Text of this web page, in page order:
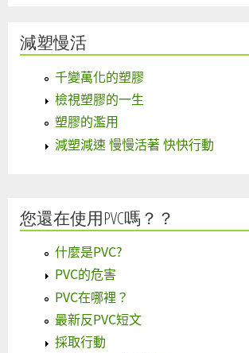
減塑慢活
千變萬化的塑膠
檢視塑膠的一生
塑膠的濫用
減塑減速 慢慢活著 快快行動
您還在使用PVC嗎？？
什麼是PVC?
PVC的危害
PVC在哪裡？
最新反PVC短文
採取行動